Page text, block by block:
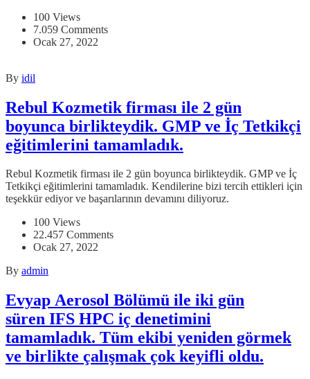
100 Views
7.059 Comments
Ocak 27, 2022
By idil
Rebul Kozmetik firması ile 2 gün
boyunca birlikteydik. GMP ve İç Tetkikçi
eğitimlerini tamamladık.
Rebul Kozmetik firması ile 2 gün boyunca birlikteydik. GMP ve İç
Tetkikçi eğitimlerini tamamladık. Kendilerine bizi tercih ettikleri için
teşekkür ediyor ve başarılarının devamını diliyoruz.
100 Views
22.457 Comments
Ocak 27, 2022
By admin
Evyap Aerosol Bölümü ile iki gün
süren IFS HPC iç denetimini
tamamladık. Tüm ekibi yeniden görmek
ve birlikte çalışmak çok keyifli oldu.